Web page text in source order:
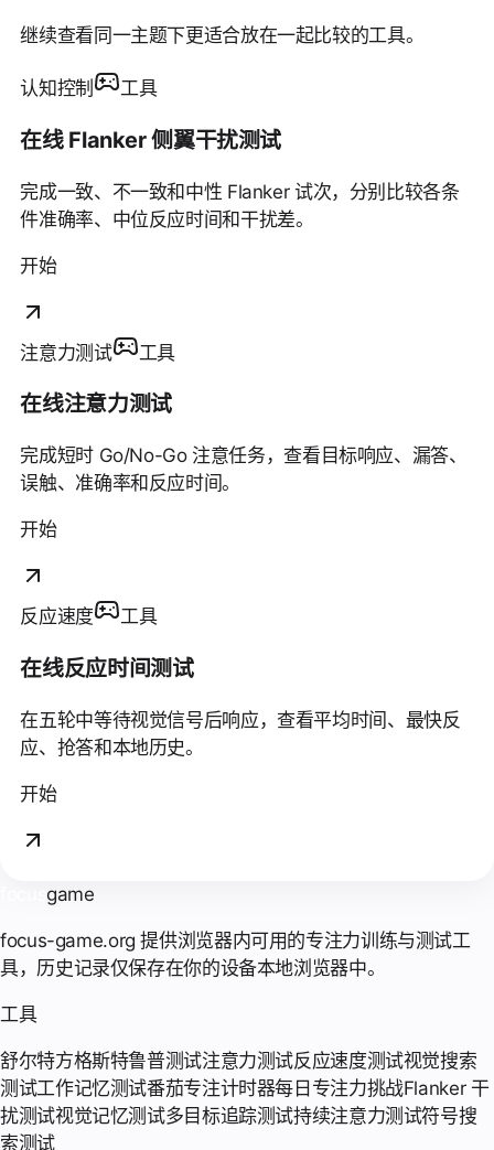
继续查看同一主题下更适合放在一起比较的工具。
认知控制 工具
在线 Flanker 侧翼干扰测试
完成一致、不一致和中性 Flanker 试次，分别比较各条
件准确率、中位反应时间和干扰差。
开始
注意力测试 工具
在线注意力测试
完成短时 Go/No-Go 注意任务，查看目标响应、漏答、
误触、准确率和反应时间。
开始
反应速度 工具
在线反应时间测试
在五轮中等待视觉信号后响应，查看平均时间、最快反
应、抢答和本地历史。
开始
focusgame
focus-game.org 提供浏览器内可用的专注力训练与测试工
具，历史记录仅保存在你的设备本地浏览器中。
工具
舒尔特方格斯特鲁普测试注意力测试反应速度测试视觉搜索
测试工作记忆测试番茄专注计时器每日专注力挑战Flanker 干
扰测试视觉记忆测试多目标追踪测试持续注意力测试符号搜
索测试